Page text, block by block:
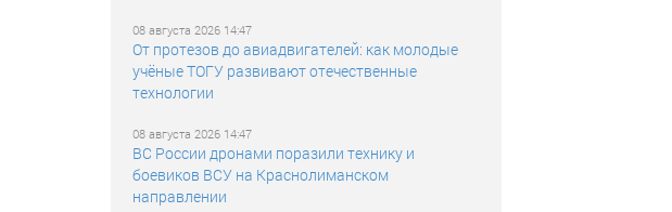
08 августа 2026 14:47
От протезов до авиадвигателей: как молодые
учёные ТОГУ развивают отечественные
технологии
08 августа 2026 14:47
ВС России дронами поразили технику и
боевиков ВСУ на Краснолиманском
направлении